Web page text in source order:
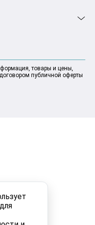
товары и цены,
публичной оферты